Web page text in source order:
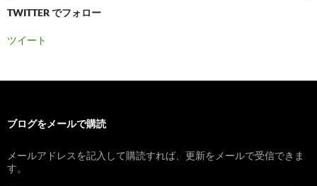
TWITTER でフォロー
ツイート
ブログをメールで購読
メールアドレスを記入して購読すれば、更新をメールで受信できま
す。